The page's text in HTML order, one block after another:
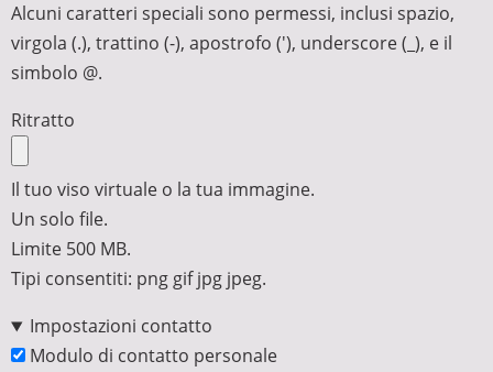
Alcuni caratteri speciali sono permessi, inclusi spazio,
virgola (.), trattino (-), apostrofo ('), underscore (_), e il
simbolo @.
Ritratto
Il tuo viso virtuale o la tua immagine.
Un solo file.
Limite 500 MB.
Tipi consentiti: png gif jpg jpeg.
Impostazioni contatto
Modulo di contatto personale